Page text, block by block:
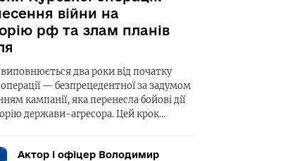
війни на
рф та злам планів
виповнюється два роки від початку
операції — безпрецедентної за задумом
кампанії, яка перенесла бойові дії
держави-агресора. Цей крок…
Актор і офіцер Володимир